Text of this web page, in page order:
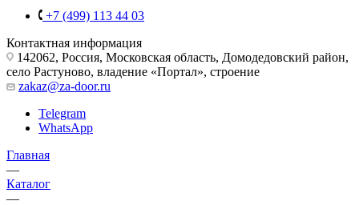
+7 (499) 113 44 03
Контактная информация
142062, Россия, Московская область, Домодедовский район,
село Растуново, владение «Портал», строение
zakaz@za-door.ru
Telegram
WhatsApp
Главная
—
Каталог
—